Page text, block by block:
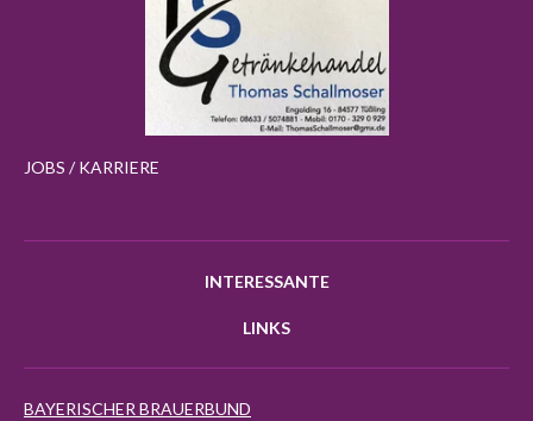
JOBS / KARRIERE
INTERESSANTE
LINKS
BAYERISCHER BRAUERBUND